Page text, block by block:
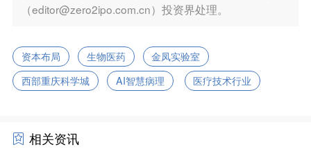
（editor@zero2ipo.com.cn）投资界处理。
资本布局 生物医药
金凤实验室
西部重庆科学城
AI智慧病理 医疗技术行业
相关资讯